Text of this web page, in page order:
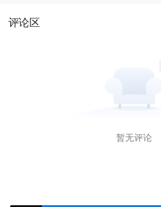
评论区
暂无评论